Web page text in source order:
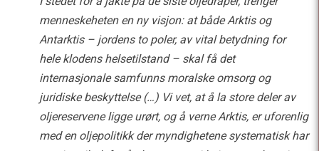
menneskeheten en ny visjon: at både Arktis og
Antarktis – jordens to poler, av vital betydning for
hele klodens helsetilstand – skal få det
internasjonale samfunns moralske omsorg og
juridiske beskyttelse (…) Vi vet, at å la store deler av
oljereservene ligge urørt, og å verne Arktis, er uforenlig
med en oljepolitikk der myndighetene systematisk har